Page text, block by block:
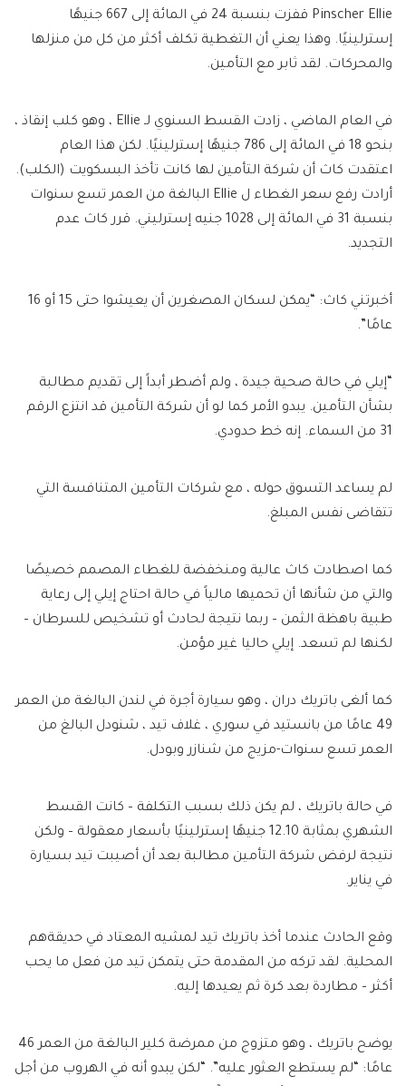
Pinscher Ellie قفزت بنسبة 24 في المائة إلى 667 جنيهًا
إسترلينيًا. وهذا يعني أن التغطية تكلف أكثر من كل من منزلها
والمحركات. لقد ثابر مع التأمين.
في العام الماضي ، زادت القسط السنوي لـ Ellie ، وهو كلب إنقاذ ،
بنحو 18 في المائة إلى 786 جنيهًا إسترلينيًا. لكن هذا العام
اعتقدت كاث أن شركة التأمين لها كانت تأخذ البسكويت (الكلب).
أرادت رفع سعر الغطاء ل Ellie البالغة من العمر تسع سنوات
بنسبة 31 في المائة إلى 1028 جنيه إسترليني. قرر كاث عدم
التجديد.
أخبرتني كاث: “يمكن لسكان المصغرين أن يعيشوا حتى 15 أو 16
عامًا”.
“إيلي في حالة صحية جيدة ، ولم أضطر أبداً إلى تقديم مطالبة
بشأن التأمين. يبدو الأمر كما لو أن شركة التأمين قد انتزع الرقم
31 من السماء. إنه خط حدودي.
لم يساعد التسوق حوله ، مع شركات التأمين المتنافسة التي
تتقاضى نفس المبلغ.
كما اصطادت كاث عالية ومنخفضة للغطاء المصمم خصيصًا
والتي من شأنها أن تحميها مالياً في حالة احتاج إيلي إلى رعاية
طبية باهظة الثمن – ربما نتيجة لحادث أو تشخيص للسرطان –
لكنها لم تسعد. إيلي حاليا غير مؤمن.
كما ألغى باتريك دران ، وهو سيارة أجرة في لندن البالغة من العمر
49 عامًا من بانستيد في سوري ، غلاف تيد ، شنودل البالغ من
العمر تسع سنوات-مزيج من شنازر وبودل.
في حالة باتريك ، لم يكن ذلك بسبب التكلفة – كانت القسط
الشهري بمثابة 12.10 جنيهًا إسترلينيًا بأسعار معقولة – ولكن
نتيجة لرفض شركة التأمين مطالبة بعد أن أصيبت تيد بسيارة
في يناير.
وقع الحادث عندما أخذ باتريك تيد لمشيه المعتاد في حديقةهم
المحلية. لقد تركه من المقدمة حتى يتمكن تيد من فعل ما يحب
أكثر – مطاردة بعد كرة ثم يعيدها إليه.
يوضح باتريك ، وهو متزوج من ممرضة كلير البالغة من العمر 46
عامًا: “لم يستطع العثور عليه”. “لكن يبدو أنه في الهروب من أجل